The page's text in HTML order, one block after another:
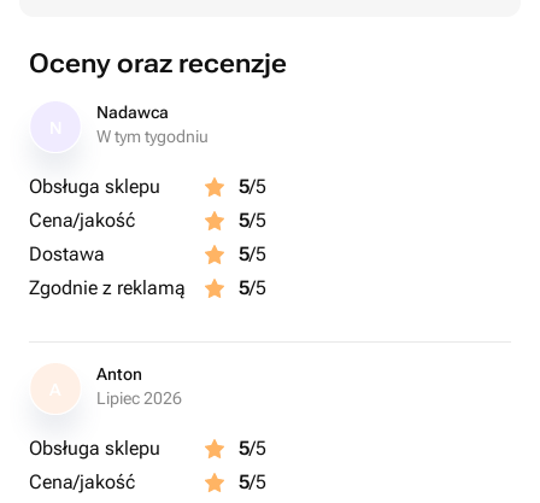
Oceny oraz recenzje
Nadawca
W tym tygodniu
Obsługa sklepu 5/5
Cena/jakość
5/5
Dostawa
5/5
Zgodnie z reklamą
5/5
A
Anton
Lipiec 2026
Obsługa sklepu 5/5
Cena/jakość
5/5